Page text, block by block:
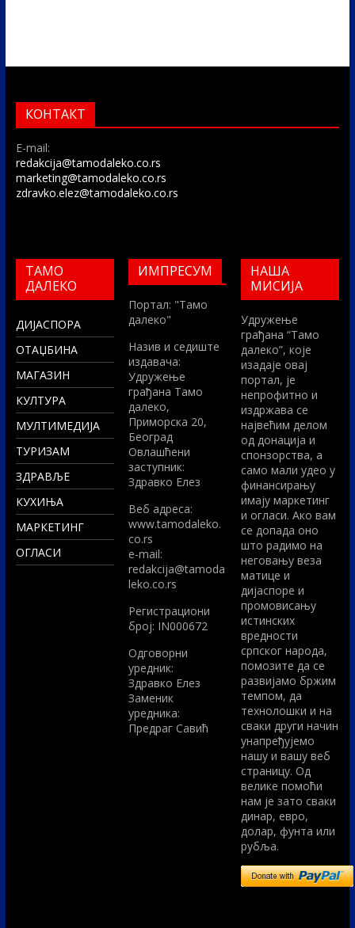
КОНТАКТ
E-mail:
redakcija@tamodaleko.co.rs
marketing@tamodaleko.co.rs
zdravko.elez@tamodaleko.co.rs
ТАМО
ДАЛЕКО
ДИЈАСПОРА
ОТАЏБИНА
МАГАЗИН
КУЛТУРА
МУЛТИМЕДИЈА
ТУРИЗАМ
ЗДРАВЉЕ
КУХИЊА
МАРКЕТИНГ
ОГЛАСИ
ИМПРЕСУМ
Портал: "Тамо
далеко"
Назив и седиште
издавача:
Удружење
грађана Тамо
далеко,
Приморска 20,
Београд
Овлашћени
заступник:
Здравко Елез
Вeб адреса:
www.tamodaleko.
co.rs
e-mail:
redakcija@tamoda
leko.co.rs
Регистрациони
број: IN000672
Одговорни
уредник:
Здравко Елез
Заменик
уредника:
Предраг Савић
НАША
МИСИЈА
Удружење
грађана “Тамо
далеко”, које
изадаје овај
портал, је
непрофитно и
издржава се
највећим делом
од донација и
спонзорства, а
само мали удео у
финансирању
имају маркетинг
и огласи. Ако вам
се допада оно
што радимо на
неговању веза
матице и
дијаспоре и
промовисању
истинских
вредности
српског народа,
помозите да се
развијамо бржим
темпом, да
технолошки и на
сваки други начин
унапређујемо
нашу и вашу веб
страницу. Од
велике помоћи
нам је зато сваки
динар, евро,
долар, фунта или
рубља.